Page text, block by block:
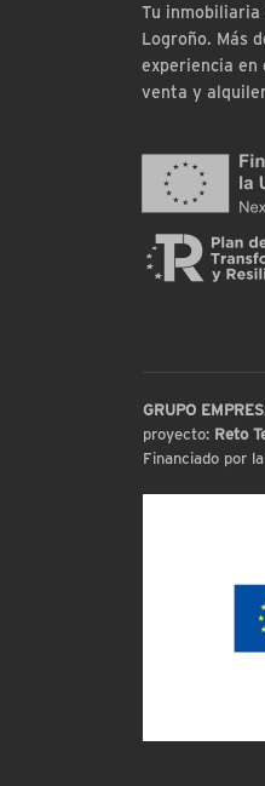
Tu inmobiliaria
Logroño. Más
experiencia en
venta y
GRUPO
proyecto: Reto
Financiado por